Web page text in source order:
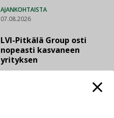
AJANKOHTAISTA
07.08.2026
LVI-Pitkälä Group osti
nopeasti kasvaneen
yrityksen